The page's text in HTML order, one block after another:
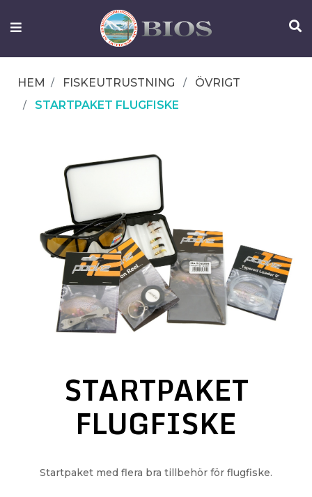
FISKEUTRUSTNING
OM
IFISH
HEM FISKEUTRUSTNING
ÖVRIGT
STARTPAKET FLUGFISKE
STARTPAKET
FLUGFISKE
Startpaket med flera bra tillbehör för flugfiske.